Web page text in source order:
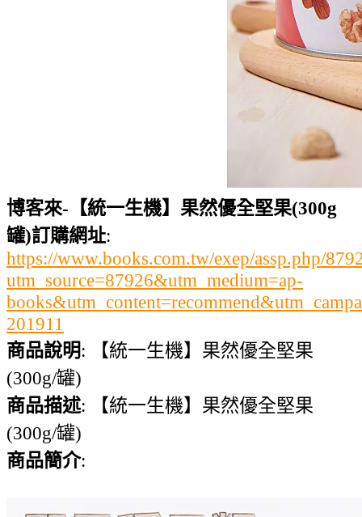
博客來-【統一生機】果然優全堅果(300g
罐)訂購網址:
https://www.books.com.tw/exep/assp.php/
utm_source=87926&utm_medium=ap-
201911
商品說明: 【統一生機】果然優全堅果
(300g/罐)
商品描述: 【統一生機】果然優全堅果
(300g/罐)
商品簡介: